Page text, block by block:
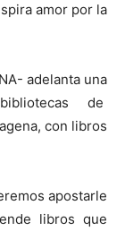
amor por la
adelanta una
de
con libros
apostarle
libros que